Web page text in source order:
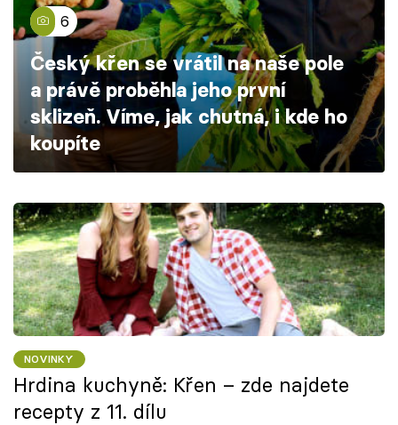
Škola vaření
Recepty z TV
Speciál: Cuketa
Těhotnej kuchař
Přihlášení
Sledujte nás
6
Český křen se vrátil na naše pole
a právě proběhla jeho první
sklizeň. Víme, jak chutná, i kde ho
koupíte
NOVINKY
Hrdina kuchyně: Křen – zde najdete
recepty z 11. dílu